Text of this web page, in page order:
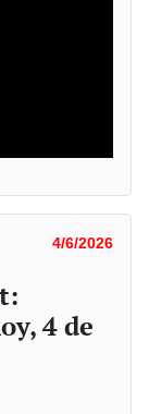
4/6/2026
4 de